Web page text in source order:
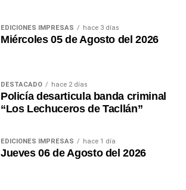
EDICIONES IMPRESAS hace 3 días
Miércoles 05 de Agosto del 2026
DESTACADO hace 2 días
Policía desarticula banda criminal
“Los Lechuceros de Tacllán”
EDICIONES IMPRESAS hace 1 día
Jueves 06 de Agosto del 2026